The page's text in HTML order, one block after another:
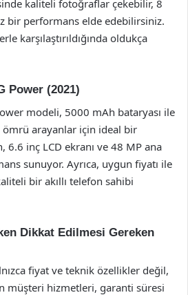
kaliteli fotoğraflar çekebilir, 8
bir performans elde edebilirsiniz.
karşılaştırıldığında oldukça
Power (2021)
modeli, 5000 mAh bataryası ile
arayanlar için ideal bir
6.6 inç LCD ekranı ve 48 MP ana
sunuyor. Ayrıca, uygun fiyatı ile
bir akıllı telefon sahibi
Dikkat Edilmesi Gereken
fiyat ve teknik özellikler değil,
müşteri hizmetleri, garanti süresi